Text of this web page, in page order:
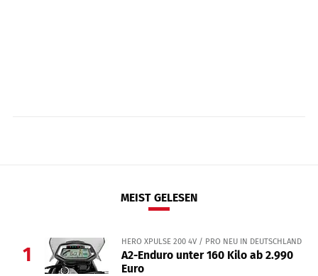
MEIST GELESEN
1
HERO XPULSE 200 4V / PRO NEU IN DEUTSCHLAND
A2-Enduro unter 160 Kilo ab 2.990
Euro